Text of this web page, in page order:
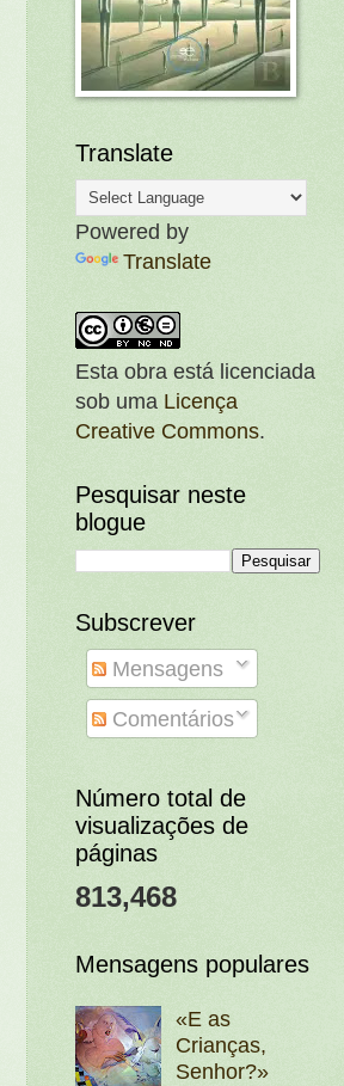
Translate
Powered by
Translate
Esta obra está licenciada
sob uma Licença
Creative Commons.
Pesquisar neste
blogue
Subscrever
Mensagens
Comentários
Número total de
visualizações de
páginas
813,468
Mensagens populares
«E as
Crianças,
Senhor?»